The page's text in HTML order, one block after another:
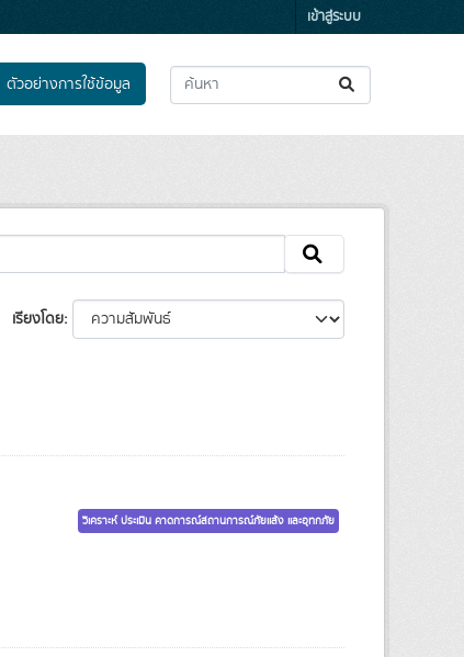
เข้าสู่ระบบ
ตัวอย่างการใช้ข้อมูล
เรียงโดย
วิเคราะห์ ประเมิน คาดการณ์สถานการณ์ภัยแล้ง และอุทกภัย